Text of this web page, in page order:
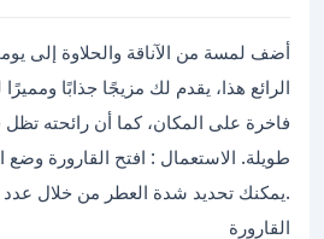
أضف لمسة من الآناقة والحلاوة إلى
الرائع هذا، يقدم لك مزيجًا جذابًا
فاخرة على المكان، كما أن رائحته
طويلة. الاستعمال : افتح القارورة وضع
.يمكنك تحديد شدة العطر من خلال عدد
القارورة